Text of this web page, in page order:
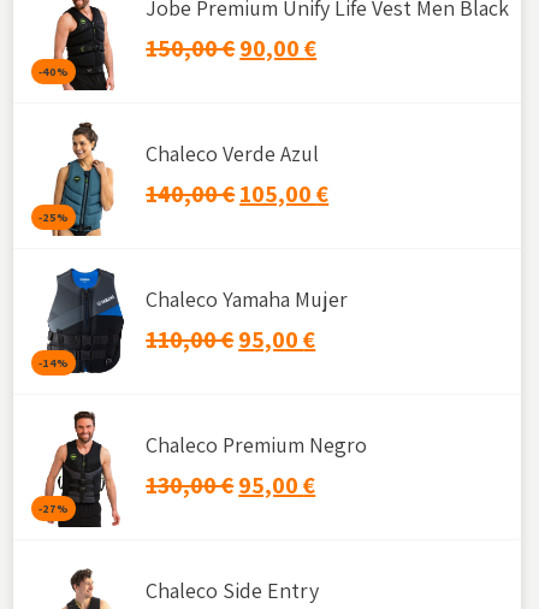
-40%
Jobe Premium Unify Life Vest Men Black
150,00€90,00€
-25%
Chaleco Verde Azul
140,00€105,00€
-14%
Chaleco Yamaha Mujer
110,00€95,00€
-27%
Chaleco Premium Negro
130,00€95,00€
Chaleco Side Entry